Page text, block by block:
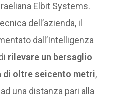
Elbit Systems.
dell’azienda, il
dall’Intelligenza
rilevare un bersaglio
di oltre seicento metri,
una distanza pari alla